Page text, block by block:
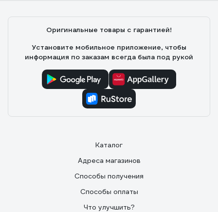
Оригинальные товары с гарантией!
Установите мобильное приложение, чтобы
информация по заказам всегда была под рукой
Каталог
Адреса магазинов
Способы получения
Способы оплаты
Что улучшить?